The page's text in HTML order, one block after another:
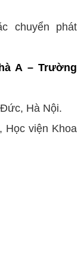
chuyển phát
A – Trường
Hà Nội.
Học viện Khoa